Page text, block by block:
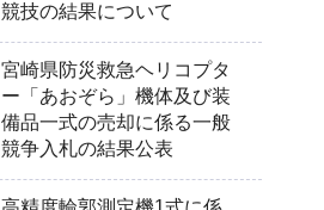
競技の結果について
宮崎県防災救急ヘリコプタ
ー「あおぞら」機体及び装
備品一式の売却に係る一般
競争入札の結果公表